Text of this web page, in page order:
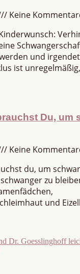
Keine
und
ist
Du, um
Keine
du, um
zu
und